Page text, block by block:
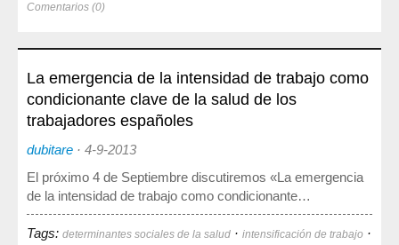
Comentarios (0)
La emergencia de la intensidad de trabajo como
condicionante clave de la salud de los
trabajadores españoles
dubitare · 4-9-2013
El próximo 4 de Septiembre discutiremos «La emergencia
de la intensidad de trabajo como condicionante…
Tags: determinantes sociales de la salud · intensificación de trabajo ·